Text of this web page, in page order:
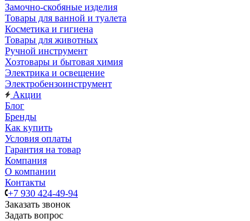
Замочно-скобяные изделия
Товары для ванной и туалета
Косметика и гигиена
Товары для животных
Ручной инструмент
Хозтовары и бытовая химия
Электрика и освещение
Электробензоинструмент
Акции
Блог
Бренды
Как купить
Условия оплаты
Гарантия на товар
Компания
О компании
Контакты
+7 930 424-49-94
Заказать звонок
Задать вопрос